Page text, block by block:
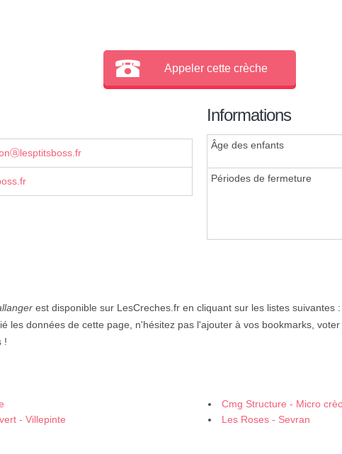
Appeler cette crèche
Informations
Âge des enfants
Périodes de fermeture
est disponible sur LesCreches.fr en cliquant sur les listes suivantes :
les données de cette page, n'hésitez pas l'ajouter à vos bookmarks,
!
Cmg Structure - Micro
- Villepinte
Les Roses - Sevran